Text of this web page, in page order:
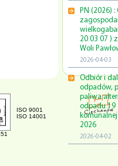
PN (2026)
20 03 07 )
Woli
2026-04-03
Odbiór i
odpadów,
paliwa
odpadu 19
komunalnej
2026
2026-04-02
ISO 9001
ISO 14001